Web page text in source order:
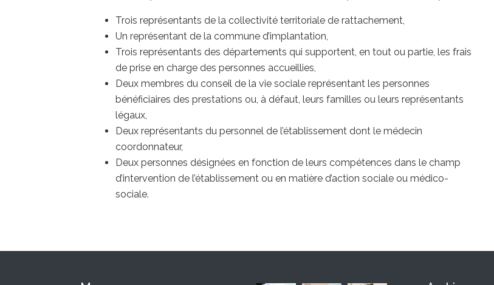
Trois représentants de la collectivité territoriale de rattachement,
Un représentant de la commune d’implantation,
Trois représentants des départements qui supportent, en tout ou partie, les frais
de prise en charge des personnes accueillies,
Deux membres du conseil de la vie sociale représentant les personnes
bénéficiaires des prestations ou, à défaut, leurs familles ou leurs représentants
légaux,
Deux représentants du personnel de l’établissement dont le médecin
coordonnateur,
Deux personnes désignées en fonction de leurs compétences dans le champ
d’intervention de l’établissement ou en matière d’action sociale ou médico-
sociale.